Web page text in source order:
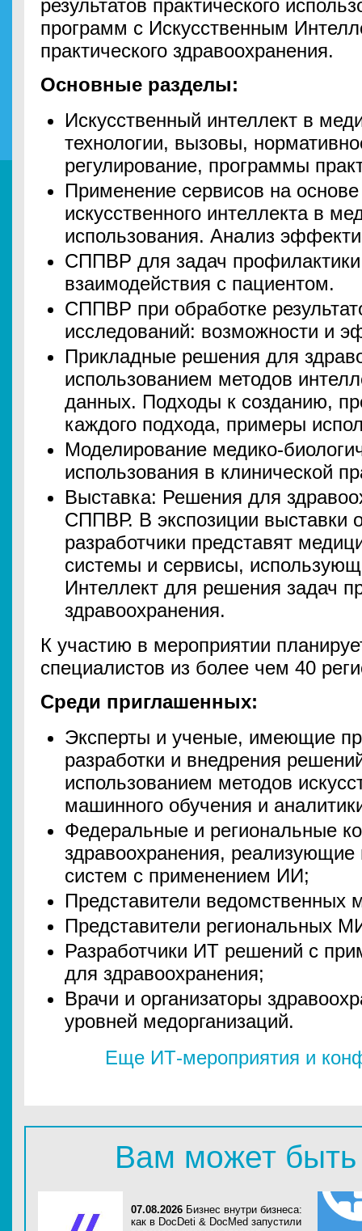
результатов практического
программ с Искусственным
практического здравоохранения.
Основные разделы:
Искусственный интеллект в
технологии, вызовы,
регулирование, программы
Применение сервисов на основе
искусственного интеллекта в
использования. Анализ
СППВР для задач
взаимодействия с пациентом.
СППВР при обработке
исследований: возможности и
Прикладные решения для
использованием методов
данных. Подходы к созданию,
каждого подхода, примеры
Моделирование медико-
использования в клинической
Выставка: Решения для
СППВР. В экспозиции выставки
разработчики представят
системы и сервисы,
Интеллект для решения задач
здравоохранения.
К участию в мероприятии
специалистов из более чем 40
Среди приглашенных:
Эксперты и ученые, имеющие
разработки и внедрения
использованием методов
машинного обучения и
Федеральные и региональные
здравоохранения, реализующие
систем с применением ИИ;
Представители ведомственных
Представители региональных
Разработчики ИТ решений с
для здравоохранения;
Врачи и организаторы
уровней медорганизаций.
Еще ИТ-мероприятия и
Вам может быть
07.08.2026 Бизнес внутри бизнеса:
как в DocDeti & DocMed запустили